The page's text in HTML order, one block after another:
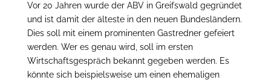
Vor 20 Jahren wurde der ABV in Greifswald gegründet
und ist damit der älteste in den neuen Bundesländern.
Dies soll mit einem prominenten Gastredner gefeiert
werden. Wer es genau wird, soll im ersten
Wirtschaftsgespräch bekannt gegeben werden. Es
könnte sich beispielsweise um einen ehemaligen